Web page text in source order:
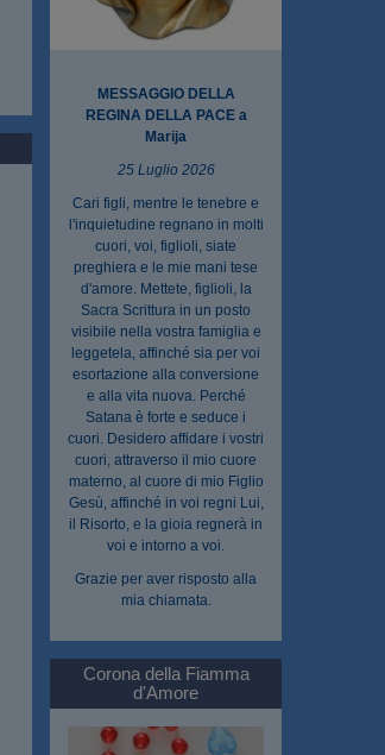
MESSAGGIO DELLA
REGINA DELLA PACE a
Marija
25 Luglio 2026
Cari figli, mentre le tenebre e
l'inquietudine regnano in molti
cuori, voi, figlioli, siate
preghiera e le mie mani tese
d'amore. Mettete, figlioli, la
Sacra Scrittura in un posto
visibile nella vostra famiglia e
leggetela, affinché sia per voi
esortazione alla conversione
e alla vita nuova. Perché
Satana è forte e seduce i
cuori. Desidero affidare i vostri
cuori, attraverso il mio cuore
materno, al cuore di mio Figlio
Gesù, affinché in voi regni Lui,
il Risorto, e la gioia regnerà in
voi e intorno a voi.
Grazie per aver risposto alla
mia chiamata.
Corona della Fiamma
d'Amore